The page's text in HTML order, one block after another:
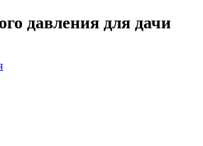
давления для дачи